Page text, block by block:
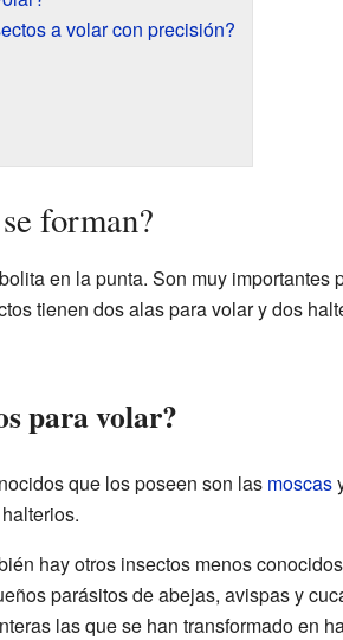
a volar con precisión?
forman?
en la punta. Son muy importantes
tienen dos alas para volar y dos
para volar?
que los poseen son las moscas
hay otros insectos menos
parásitos de abejas, avispas y
las que se han transformado en